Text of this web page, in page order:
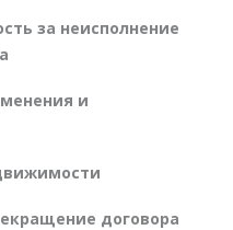
за неисполнение
и
договора